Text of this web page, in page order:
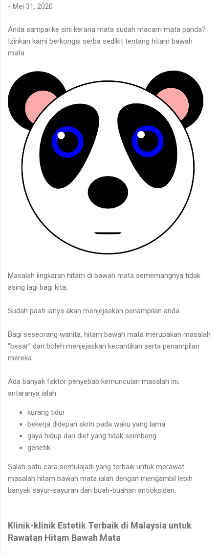
- Mei 31, 2020
Anda sampai ke sini kerana mata sudah macam mata panda?
Izinkan kami berkongsi serba sedikit tentang hitam bawah
mata.
Masalah lingkaran hitam di bawah mata sememangnya tidak
asing lagi bagi kita.
Sudah pasti ianya akan menjejaskan penampilan anda.
Bagi seseorang wanita, hitam bawah mata merupakan masalah
“besar” dan boleh menjejaskan kecantikan serta penampilan
mereka.
Ada banyak faktor penyebab kemunculan masalah ini,
antaranya ialah:
kurang tidur
bekerja didepan skrin pada waku yang lama
gaya hidup dan diet yang tidak seimbang
genetik
Salah satu cara semulajadi yang terbaik untuk merawat
masalah hitam bawah mata ialah dengan mengambil lebih
banyak sayur-sayuran dan buah-buahan antioksidan.
Klinik-klinik Estetik Terbaik di Malaysia untuk
Rawatan Hitam Bawah Mata